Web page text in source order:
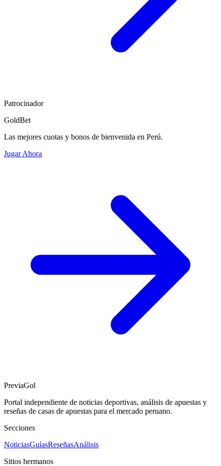
Patrocinador
GoldBet
Las mejores cuotas y bonos de bienvenida en Perú.
Jugar Ahora
PreviaGol
Portal independiente de noticias deportivas, análisis de apuestas y
reseñas de casas de apuestas para el mercado peruano.
Secciones
NoticiasGuíasReseñasAnálisis
Sitios hermanos